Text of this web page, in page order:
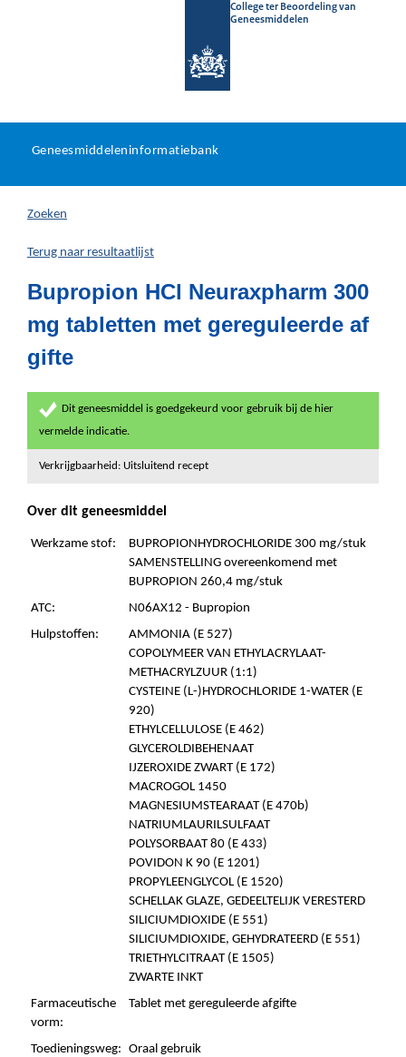
College ter Beoordeling van
Geneesmiddelen
U
hier:
Geneesmiddeleninformatiebank
Zoeken
Terug naar resultaatlijst
Bupropion HCl Neuraxpharm 300
mg tabletten met gereguleerde af
gifte
Dit geneesmiddel is goedgekeurd voor gebruik bij de hier
vermelde indicatie.
Verkrijgbaarheid: Uitsluitend recept
Over dit geneesmiddel
Werkzame stof:
BUPROPIONHYDROCHLORIDE 300 mg/stuk
SAMENSTELLING overeenkomend met
BUPROPION 260,4 mg/stuk
ATC:
N06AX12 - Bupropion
Hulpstoffen:
AMMONIA (E 527)
COPOLYMEER VAN ETHYLACRYLAAT-
METHACRYLZUUR (1:1)
CYSTEINE (L-)HYDROCHLORIDE 1-WATER (E
920)
ETHYLCELLULOSE (E 462)
GLYCEROLDIBEHENAAT
IJZEROXIDE ZWART (E 172)
MACROGOL 1450
MAGNESIUMSTEARAAT (E 470b)
NATRIUMLAURILSULFAAT
POLYSORBAAT 80 (E 433)
POVIDON K 90 (E 1201)
PROPYLEENGLYCOL (E 1520)
SCHELLAK GLAZE, GEDEELTELIJK VERESTERD
SILICIUMDIOXIDE (E 551)
SILICIUMDIOXIDE, GEHYDRATEERD (E 551)
TRIETHYLCITRAAT (E 1505)
ZWARTE INKT
Farmaceutische
vorm:
Tablet met gereguleerde afgifte
Toedieningsweg: Oraal gebruik